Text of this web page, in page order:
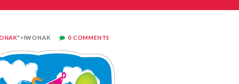
">IWONAK 0 COMMENTS